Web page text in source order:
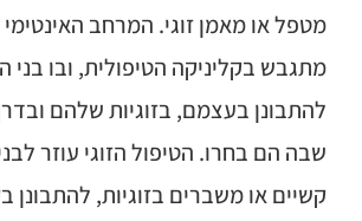
מטפל או מאמן זוגי. המרחב
מתגבש בקליניקה הטיפולית, ובו בני
להתבונן בעצמם, בזוגיות שלהם
שבה הם בחרו. הטיפול הזוגי עוזר
קשיים או משברים בזוגיות, להתבונן